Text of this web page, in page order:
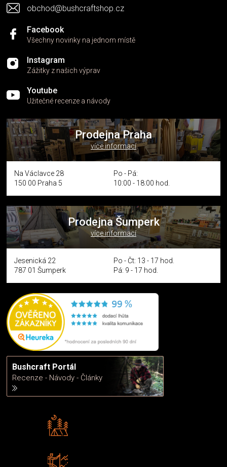
u
obchod@bushcraftshop.cz
Facebook
Všechny novinky na jednom místě
Instagram
Zážitky z našich výprav
Youtube
Užitečné recenze a návody
Prodejna Praha
více informací
Na Václavce 28
150 00 Praha 5
Po - Pá:
10:00 - 18:00 hod.
Prodejna Šumperk
více informací
Jesenická 22
787 01 Šumperk
Po - Čt: 13 - 17 hod.
Pá: 9 - 17 hod.
Bushcraft Portál
Recenze - Návody - Články